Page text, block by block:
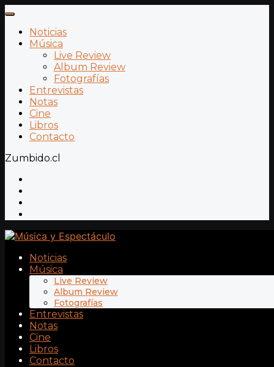
Noticias
Música
Live Review
Album Review
Fotografías
Entrevistas
Notas
Cine
Libros
Contacto
Zumbido.cl
Noticias
Música
Live Review
Album Review
Fotografías
Entrevistas
Notas
Cine
Libros
Contacto